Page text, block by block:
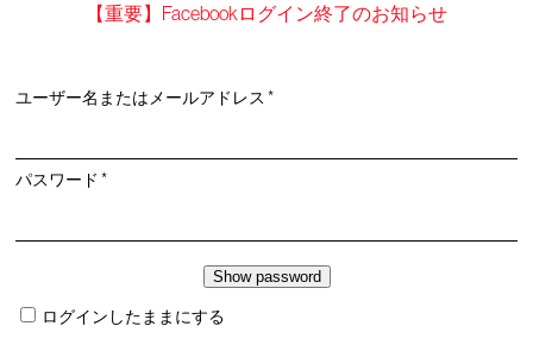
【重要】Facebookログイン終了のお知らせ
ユーザー名またはメールアドレス*必
パスワード*必
ログインしたままにする